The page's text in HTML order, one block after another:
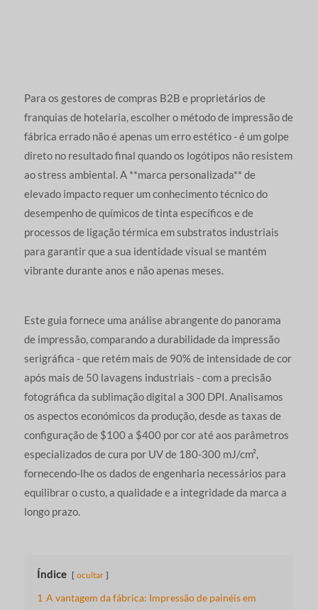
Para os gestores de compras B2B e proprietários de
franquias de hotelaria, escolher o método de impressão de
fábrica errado não é apenas um erro estético - é um golpe
direto no resultado final quando os logótipos não resistem
ao stress ambiental. A **marca personalizada** de
elevado impacto requer um conhecimento técnico do
desempenho de químicos de tinta específicos e de
processos de ligação térmica em substratos industriais
para garantir que a sua identidade visual se mantém
vibrante durante anos e não apenas meses.
Este guia fornece uma análise abrangente do panorama
de impressão, comparando a durabilidade da impressão
serigráfica - que retém mais de 90% de intensidade de cor
após mais de 50 lavagens industriais - com a precisão
fotográfica da sublimação digital a 300 DPI. Analisamos
os aspectos económicos da produção, desde as taxas de
configuração de $100 a $400 por cor até aos parâmetros
especializados de cura por UV de 180-300 mJ/cm²,
fornecendo-lhe os dados de engenharia necessários para
equilibrar o custo, a qualidade e a integridade da marca a
longo prazo.
Índice ocultar
1 A vantagem da fábrica: Impressão de painéis em